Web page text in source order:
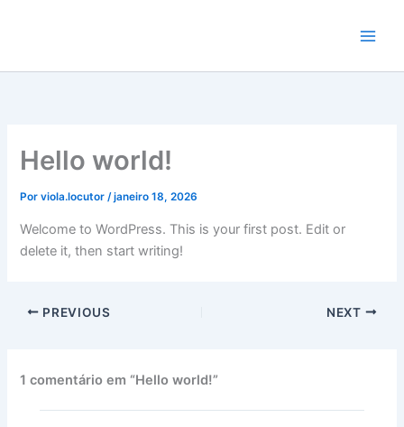
conteúdo
Hello world!
Porviola.locutor/janeiro 18, 2026
Welcome to WordPress. This is your first post. Edit or
delete it, then start writing!
PREVIOUS NEXT
1 comentário em “Hello world!”